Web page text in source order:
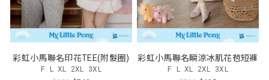
彩虹小馬聯名印花TEE(附髮圈)
F L XL 2XL 3XL
彩虹小馬聯名瞬涼冰肌花苞短褲
F L XL 2XL 3XL